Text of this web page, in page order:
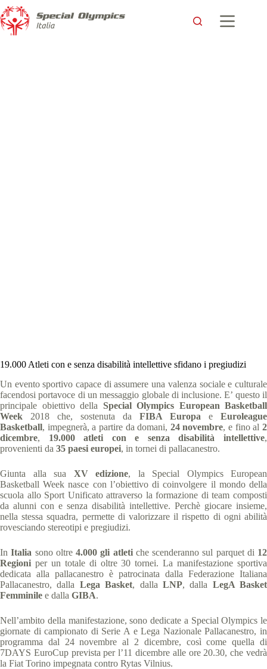
19.000 Atleti con e senza disabilità intellettive sfidano i pregiudizi
Un evento sportivo capace di assumere una valenza sociale e culturale
facendosi portavoce di un messaggio globale di inclusione. E’ questo il
principale obiettivo della Special Olympics European Basketball
Week 2018 che, sostenuta da FIBA Europa e Euroleague
Basketball, impegnerà, a partire da domani, 24 novembre, e fino al2
dicembre, 19.000 atleti con e senza disabilità intellettive,
provenienti da 35 paesi europei, in tornei di pallacanestro.
Giunta alla sua XV edizione, la Special Olympics European
Basketball Week nasce con l’obiettivo di coinvolgere il mondo della
scuola allo Sport Unificato attraverso la formazione di team composti
da alunni con e senza disabilità intellettive. Perchè giocare insieme,
nella stessa squadra, permette di valorizzare il rispetto di ogni abilità
rovesciando stereotipi e pregiudizi.
InItalia sono oltre4.000 gli atletiche scenderanno sul parquet di 12
Regioni per un totale di oltre 30 tornei. La manifestazione sportiva
dedicata alla pallacanestro è patrocinata dalla Federazione Italiana
Pallacanestro, dalla Lega Basket, dalla LNP, dalla LegA Basket
Femminile e dalla GIBA.
Nell’ambito della manifestazione, sono dedicate a Special Olympics le
giornate di campionato di Serie A e Lega Nazionale Pallacanestro, in
programma dal 24 novembre al 2 dicembre, così come quella di
7DAYS EuroCup prevista per l’11 dicembre alle ore 20.30, che vedrà
la Fiat Torino impegnata contro Rytas Vilnius.